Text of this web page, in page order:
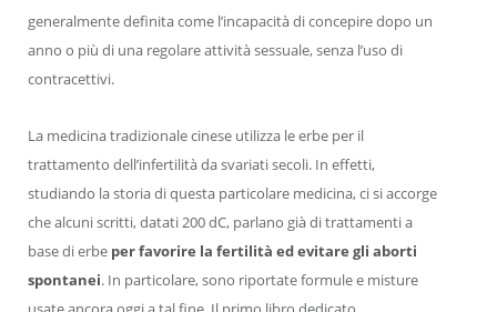
generalmente definita come l’incapacità di concepire dopo un
anno o più di una regolare attività sessuale, senza l’uso di
contracettivi.
La medicina tradizionale cinese utilizza le erbe per il
trattamento dell’infertilità da svariati secoli. In effetti,
studiando la storia di questa particolare medicina, ci si accorge
che alcuni scritti, datati 200 dC, parlano già di trattamenti a
base di erbe per favorire la fertilità ed evitare gli aborti
spontanei. In particolare, sono riportate formule e misture